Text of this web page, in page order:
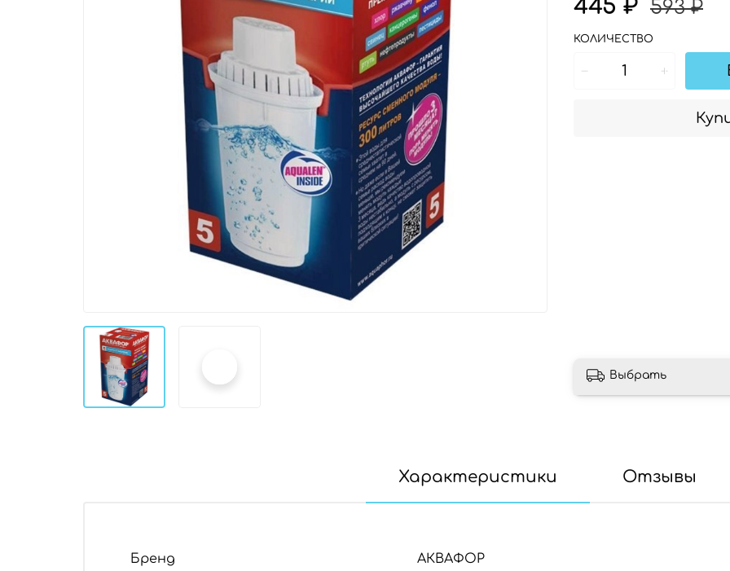
445 ₽ 593 ₽
КОЛИЧЕСТВО
Выбрать
Характеристики Отзывы
Бренд АКВАФОР